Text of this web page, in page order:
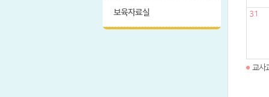
보육자료실 31
교사